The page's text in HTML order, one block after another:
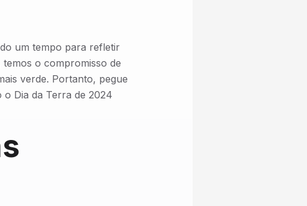
um tempo para refletir
temos o compromisso de
verde. Portanto, pegue
Dia da Terra de 2024